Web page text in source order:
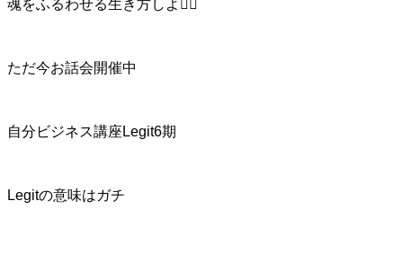
魂をふるわせる生き方しよ❤️‍🔥
ただ今お話会開催中
自分ビジネス講座Legit6期
Legitの意味はガチ